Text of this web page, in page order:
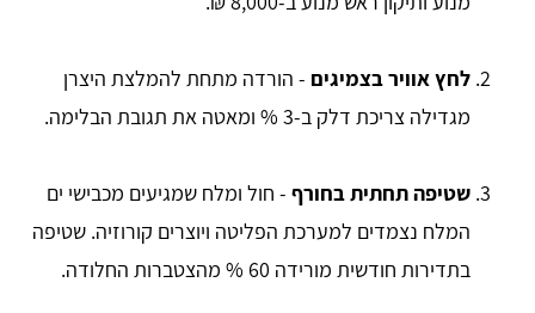
לחץ אוויר בצמיגים - הורדה מתחת להמלצת היצרן
מגדילה צריכת דלק ב-3 % ומאטה את תגובת הבלימה.
שטיפה תחתית בחורף - חול ומלח שמגיעים מכבישי ים
המלח נצמדים למערכת הפליטה ויוצרים קורוזיה. שטיפה
בתדירות חודשית מורידה 60 % מהצטברות החלודה.